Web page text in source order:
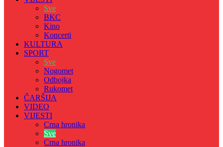
Sve
BKC
Kino
Koncerti
KULTURA
SPORT
Sve
Nogomet
Odbojka
Rukomet
ČARŠIJA
VIDEO
VIJESTI
Crna hronika
Sve
Crna hronika